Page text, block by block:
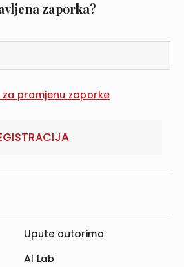
zaporka?
Upute autorima
AI Lab